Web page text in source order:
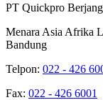
PT Quickpro
Menara Asia Afrika
Bandung
Telpon: 022 - 426
Fax: 022 - 426 6001